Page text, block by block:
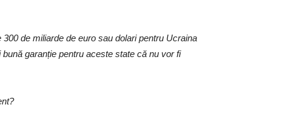
de miliarde de euro sau dolari pentru Ucraina
garanție pentru aceste state că nu vor fi